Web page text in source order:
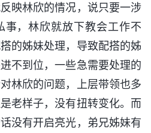
映林欣的情况，说只要一涉
事，林欣就放下教会工作不
的姊妹处理，导致配搭的姊
不到位，一些急需要处理的
林欣的问题，上层带领也多
老样子，没有扭转变化。而
没有开启亮光，弟兄姊妹有